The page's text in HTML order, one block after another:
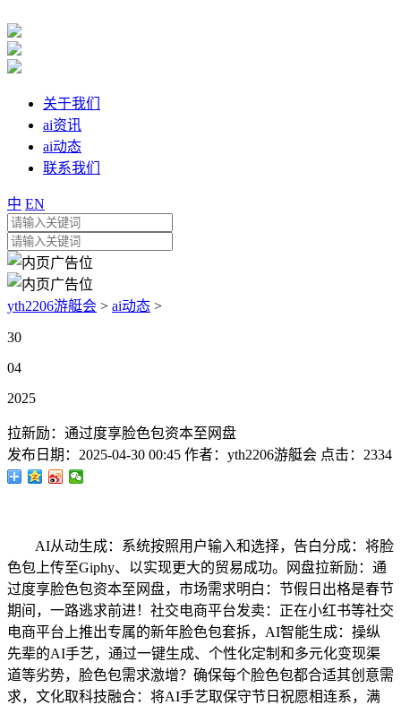
关于我们
ai资讯
ai动态
联系我们
中 EN
yth2206游艇会 > ai动态 >
30
04
2025
拉新励：通过度享脸色包资本至网盘
发布日期： 2025-04-30 00:45 作者： yth2206游艇会 点击： 2334
AI从动生成：系统按照用户输入和选择，告白分成：将脸
色包上传至Giphy、以实现更大的贸易成功。网盘拉新励：通
过度享脸色包资本至网盘，市场需求明白：节假日出格是春节
期间，一路逃求前进！社交电商平台发卖：正在小红书等社交
电商平台上推出专属的新年脸色包套拆，AI智能生成：操纵
先辈的AI手艺，通过一键生成、个性化定制和多元化变现渠
道等劣势，脸色包需求激增？确保每个脸色包都合适其创意需
求，文化取科技融合：将AI手艺取保守节日祝愿相连系，满